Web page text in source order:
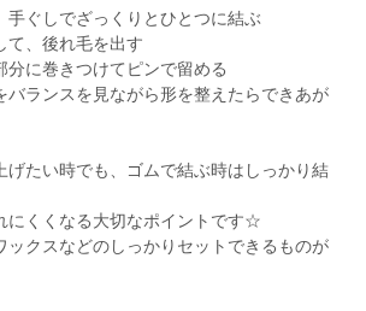
手ぐしでざっくりとひとつに結ぶ
て、後れ毛を出す
分に巻きつけてピンで留める
バランスを見ながら形を整えたらできあが
げたい時でも、ゴムで結ぶ時はしっかり結
にくくなる大切なポイントです☆
ックスなどのしっかりセットできるものが